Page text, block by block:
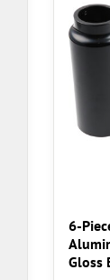
6-
Gloss